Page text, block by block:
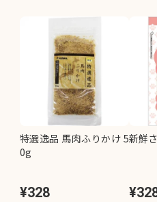
特選逸品 馬肉ふりかけ 5
0g
¥328
新鮮